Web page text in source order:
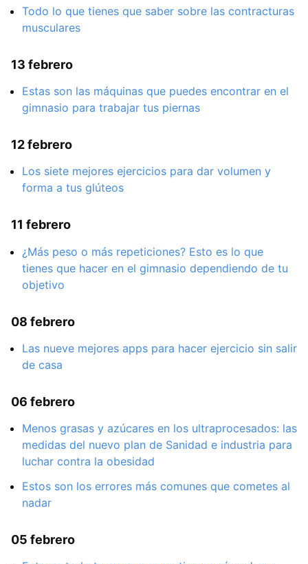
Todo lo que tienes que saber sobre las contracturas
musculares
13 febrero
Estas son las máquinas que puedes encontrar en el
gimnasio para trabajar tus piernas
12 febrero
Los siete mejores ejercicios para dar volumen y
forma a tus glúteos
11 febrero
¿Más peso o más repeticiones? Esto es lo que
tienes que hacer en el gimnasio dependiendo de tu
objetivo
08 febrero
Las nueve mejores apps para hacer ejercicio sin salir
de casa
06 febrero
Menos grasas y azúcares en los ultraprocesados: las
medidas del nuevo plan de Sanidad e industria para
luchar contra la obesidad
Estos son los errores más comunes que cometes al
nadar
05 febrero